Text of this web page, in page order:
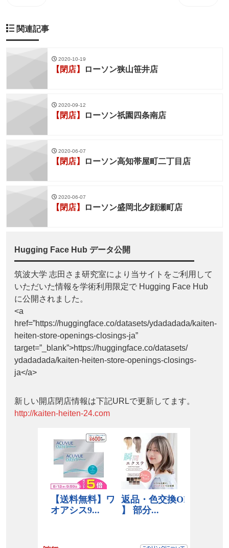
関連記事
2020-10-19
【閉店】 ローソン狭山笹井店
2020-09-12
【閉店】 ローソン祇園四条南店
2020-06-07
【閉店】 ローソン高知帯屋町二丁目店
2020-06-07
【閉店】 ローソン盛岡北夕顔瀬町店
Hugging Face Hub データ公開
筑波大学 志田さま研究室により当サイトをご利用して
いただいた情報を学術利用限定で Hugging Face Hub
に公開されました。
<a
href=”https://huggingface.co/datasets/ydadadada/kaiten-
heiten-store-openings-closings-ja”
target=”_blank”>https://huggingface.co/datasets/
ydadadada/kaiten-heiten-store-openings-closings-
ja</a>
新しい開店閉店情報は下記URLで更新してます。
http://kaiten-heiten-24.com